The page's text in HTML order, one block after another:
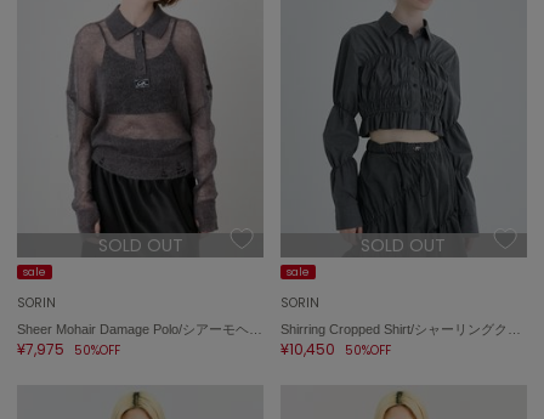
SOLD OUT
sale
SORIN
¥7,975 50%OFF
SOLD OUT
sale
SORIN
¥10,450 50%OFF